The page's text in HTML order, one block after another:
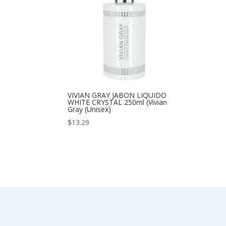
VIVIAN GRAY JABON LIQUIDO
WHITE CRYSTAL 250ml (Vivian
Gray (Unisex)
$13.29